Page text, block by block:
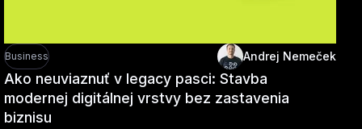
Business Andrej Nemeček
Ako neuviaznuť v legacy pasci: Stavba
modernej digitálnej vrstvy bez zastavenia
biznisu